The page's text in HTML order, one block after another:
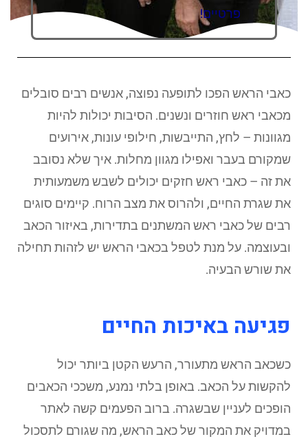
פרטיים!
כאבי הראש הפכו לתופעה נפוצה, אנשים רבים סובלים
מכאבי ראש חוזרים ונשנים. הסיבות יכולות להיות
מגוונות – לחץ, התייבשות, חילופי עונות, אירועים
שמקורם בעבר ואפילו מגוון מחלות. איך שלא נסובב
את זה – כאבי ראש חזקים יכולים לשבש משמעותית
את שגרת החיים, ולהרוס את מצב הרוח. קיימים סוגים
רבים של כאבי ראש המשתנים בתדירות, באיזור הכאב
ובעוצמה. על מנת לטפל בכאבי הראש יש לזהות תחילה
את שורש הבעיה.
פגיעה באיכות החיים
כשכאב הראש מתעורר, הרעש הקטן ביותר יכול
להקשות על הכאב. באופן בלתי נמנע, משככי הכאבים
הופכים לעניין שבשגרה. ברוב הפעמים קשה לאתר
במדויק את המקור של כאב הראש, מה שגורם לתסכול